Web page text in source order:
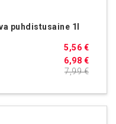
puhdistusaine 1l
6,98 €
5,56 €
7,99 €